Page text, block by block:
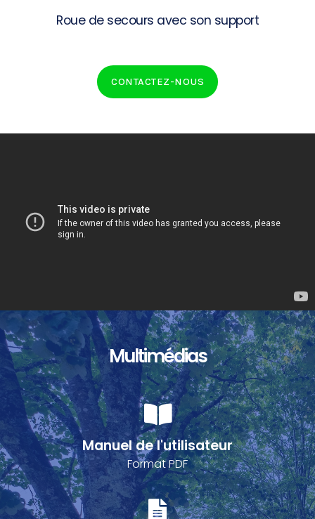
Roue de secours avec son support
CONTACTEZ-NOUS
Multimédias
Manuel de l'utilisateur
Format PDF